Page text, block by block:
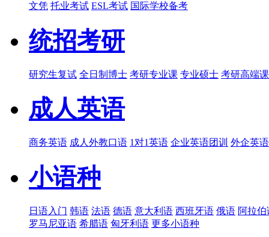
文凭 托业考试 ESL考试 国际学校备考
统招考研
研究生复试 全日制博士 考研专业课 专业硕士 考研高端
成人英语
商务英语 成人外教口语 1对1英语 企业英语团训 外企英
小语种
日语入门 韩语 法语 德语 意大利语 西班牙语 俄语 阿拉伯
罗马尼亚语 希腊语 匈牙利语 更多小语种